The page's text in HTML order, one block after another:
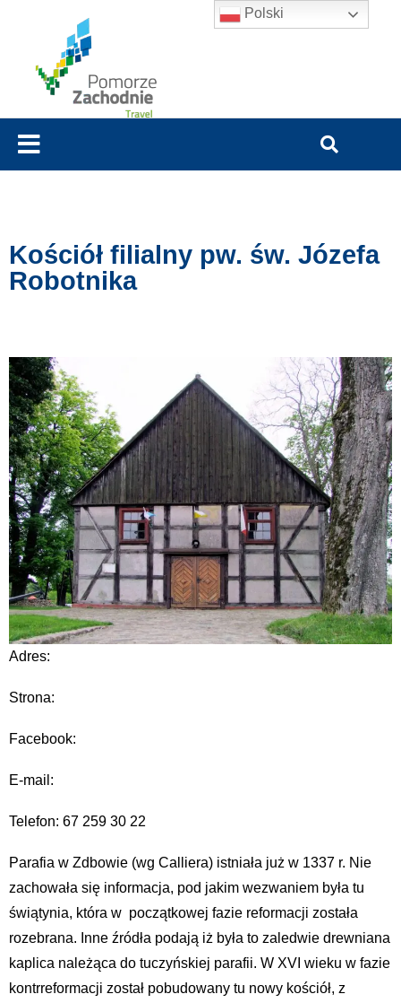
Kościół filialny pw. św. Józefa
Robotnika
Adres:
Strona:
Facebook:
E-mail:
Telefon: 67 259 30 22
Parafia w Zdbowie (wg Calliera) istniała już w 1337 r. Nie
zachowała się informacja, pod jakim wezwaniem była tu
świątynia, która w początkowej fazie reformacji została
rozebrana. Inne źródła podają iż była to zaledwie drewniana
kaplica należąca do tuczyńskiej parafii. W XVI wieku w fazie
kontrreformacji został pobudowany tu nowy kościół, z
Polski